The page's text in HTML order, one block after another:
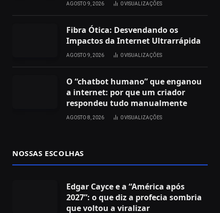
AGOSTO 9, 2026 0VISUALIZAÇÕES
Fibra Ótica: Desvendando os
Impactos da Internet Ultrarrápida
AGOSTO 9, 2026 0VISUALIZAÇÕES
O “chatbot humano” que enganou
a internet: por que um criador
respondeu tudo manualmente
AGOSTO 8, 2026 0VISUALIZAÇÕES
NOSSAS ESCOLHAS
Edgar Cayce e a “América após
2027”: o que diz a profecia sombria
que voltou a viralizar